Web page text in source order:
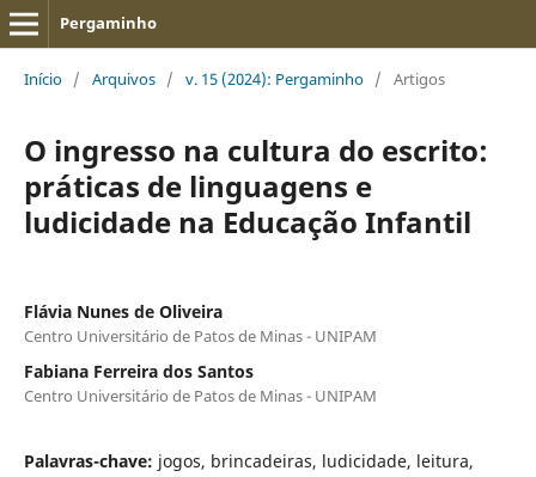
Pergaminho
Início / Arquivos / v. 15 (2024): Pergaminho / Artigos
O ingresso na cultura do escrito:
práticas de linguagens e
ludicidade na Educação Infantil
Flávia Nunes de Oliveira
Centro Universitário de Patos de Minas - UNIPAM
Fabiana Ferreira dos Santos
Centro Universitário de Patos de Minas - UNIPAM
Palavras-chave: jogos, brincadeiras, ludicidade, leitura,